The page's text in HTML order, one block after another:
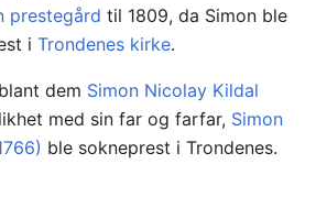
prestegård til 1809, da Simon ble
i Trondenes kirke.
dem Simon Nicolay Kildal
med sin far og farfar, Simon
ble sokneprest i Trondenes.